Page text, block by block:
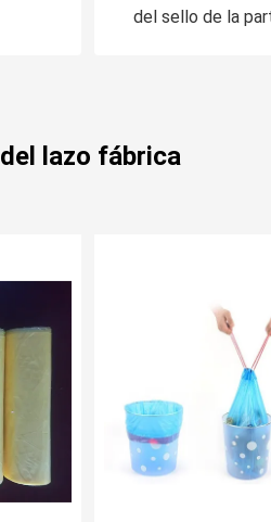
del sello de la
lazo fábrica